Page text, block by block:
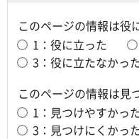
このページの情報は役
1：役に立った
3：役に立たなかっ
このページの情報は見
1：見つけやすかっ
3：見つけにくかっ